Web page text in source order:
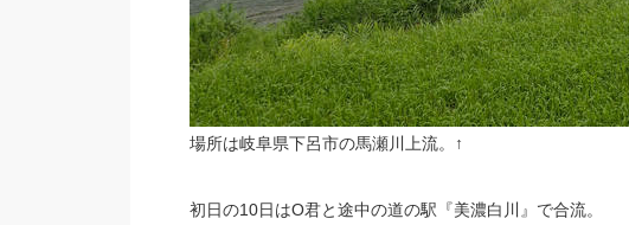
場所は岐阜県下呂市の馬瀬川上流。↑
初日の10日はO君と途中の道の駅『美濃白川』で合流。